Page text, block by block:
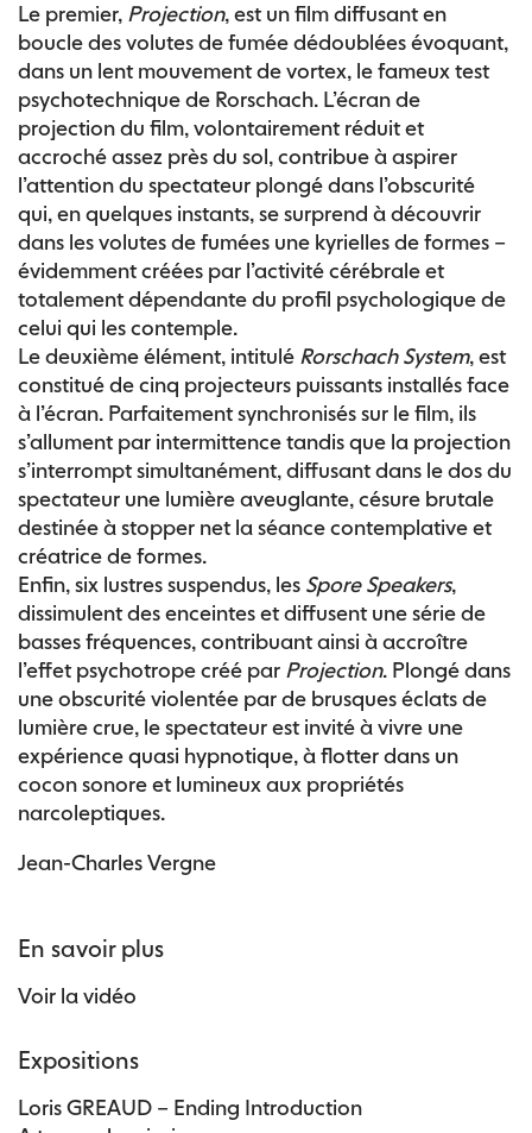
Le premier, Projection, est un film diffusant en
boucle des volutes de fumée dédoublées évoquant,
dans un lent mouvement de vortex, le fameux test
psychotechnique de Rorschach. L’écran de
projection du film, volontairement réduit et
accroché assez près du sol, contribue à aspirer
l’attention du spectateur plongé dans l’obscurité
qui, en quelques instants, se surprend à découvrir
dans les volutes de fumées une kyrielles de formes –
évidemment créées par l’activité cérébrale et
totalement dépendante du profil psychologique de
celui qui les contemple.
Le deuxième élément, intitulé Rorschach System, est
constitué de cinq projecteurs puissants installés face
à l’écran. Parfaitement synchronisés sur le film, ils
s’allument par intermittence tandis que la projection
s’interrompt simultanément, diffusant dans le dos du
spectateur une lumière aveuglante, césure brutale
destinée à stopper net la séance contemplative et
créatrice de formes.
Enfin, six lustres suspendus, les Spore Speakers,
dissimulent des enceintes et diffusent une série de
basses fréquences, contribuant ainsi à accroître
l’effet psychotrope créé par Projection. Plongé dans
une obscurité violentée par de brusques éclats de
lumière crue, le spectateur est invité à vivre une
expérience quasi hypnotique, à flotter dans un
cocon sonore et lumineux aux propriétés
narcoleptiques.
Jean-Charles Vergne
En savoir plus
Voir la vidéo
Expositions
Loris GREAUD – Ending Introduction